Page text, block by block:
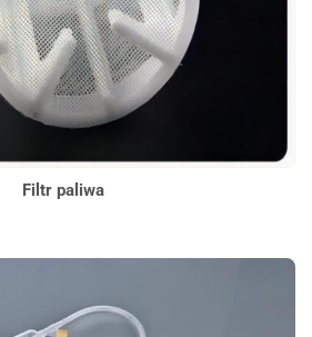
Filtr paliwa